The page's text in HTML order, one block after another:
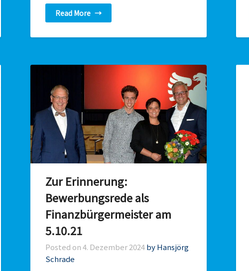
Read More →
Zur Erinnerung:
Bewerbungsrede als
Finanzbürgermeister am
5.10.21
Posted on4. Dezember 2024by Hansjörg
Schrade